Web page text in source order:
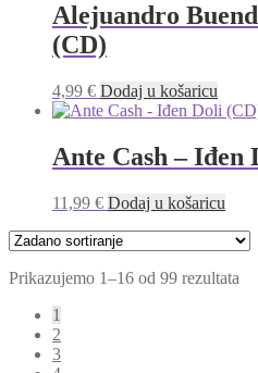
Alejuandro
(CD)
4,99 € Dodaj u košaricu
Ante Cash – Iđen
11,99 € Dodaj u košaricu
Prikazujemo 1–16 od 99 rezultata
1
2
3